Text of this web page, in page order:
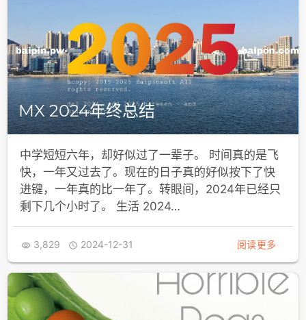
MX 2024年终总结
中学短短六年，却好似过了一辈子。 时间真的是飞
快，一年又过去了。现在的日子真的好似按下了快
进键，一年真的比一年了。转眼间，2024年已经只
剩下几个小时了。 生活 2024…
 3,829  2024-12-31 阅读更多